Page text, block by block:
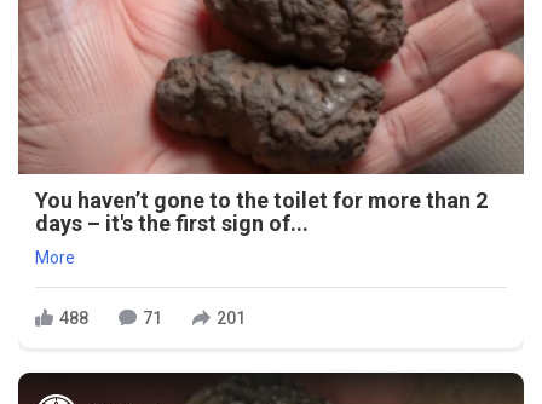
You haven’t gone to the toilet for more than 2
days – it's the first sign of...
More
488 71 201